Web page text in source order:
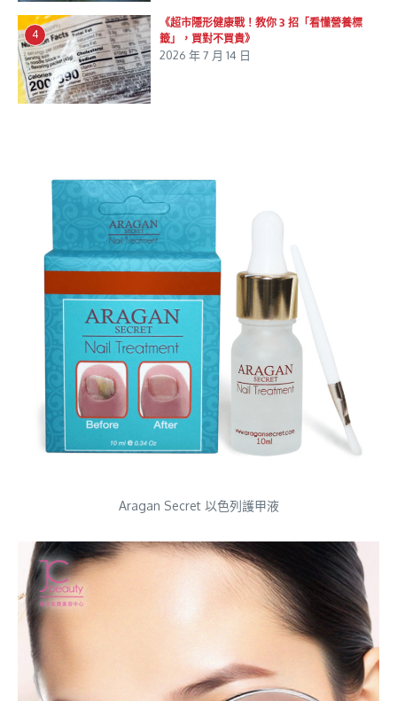
4
《超市隱形健康戰！教你 3 招「看懂營養標
籤」，買對不買貴》
2026 年 7 月 14 日
Aragan Secret 以色列護甲液